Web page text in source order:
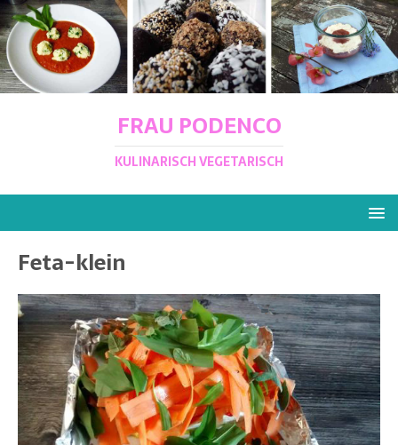
FRAU PODENCO
KULINARISCH VEGETARISCH
Feta-klein